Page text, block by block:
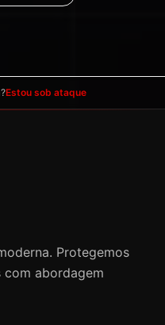
Estou sob ataque
Protegemos
abordagem